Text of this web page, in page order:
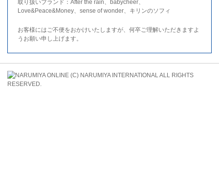
取り扱いブランド：After the rain、babycheer、
Love&Peace&Money、sense of wonder、キリンのソフィ
お客様にはご不便をおかけいたしますが、何卒ご理解いただきますよ
うお願い申し上げます。